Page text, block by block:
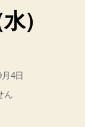
水）
4日
ん